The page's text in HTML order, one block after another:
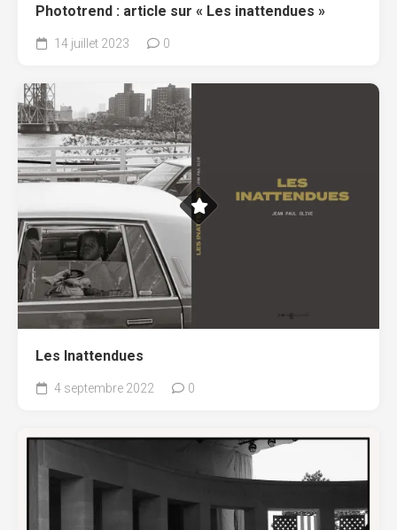
Phototrend : article sur « Les inattendues »
14 juillet 2023 0
Les Inattendues
4 septembre 2022 0